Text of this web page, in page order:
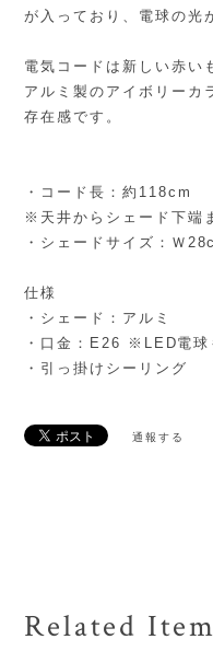
が入っており、電球の光
電気コードは新しい赤い
アルミ製のアイボリーカ
存在感です。
・コード長：約118cm
※天井からシェード下端
・シェードサイズ：Ｗ
仕様
・シェード：アルミ
・口金：E26 ※LED電球
・引っ掛けシーリング
通報する
Related